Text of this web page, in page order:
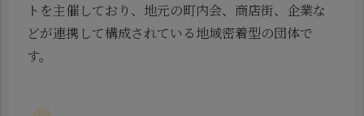
トを主催しており、地元の町内会、商店街、企業な
どが連携して構成されている地域密着型の団体で
す。